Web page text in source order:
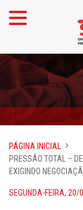
PÁGINA INICIAL
PRESSÃO TOTAL –
EXIGINDO
SEGUNDA-FEIRA, 20/